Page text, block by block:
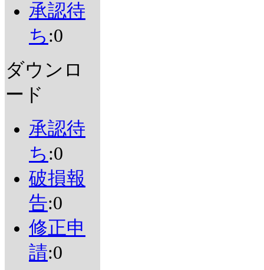
承認待
ち :0
ダウンロ
ード
承認待
ち :0
破損報
告:0
修正申
請:0